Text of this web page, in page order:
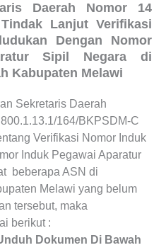
Daerah Nomor 14
Lanjut Verifikasi
Dengan Nomor
Sipil Negara di
Kabupaten Melawi
Sekretaris Daerah
164/BKPSDM-C
Verifikasi Nomor Induk
Induk Pegawai Aparatur
beberapa ASN di
Melawi yang belum
tersebut, maka
berikut :
Dokumen Di Bawah